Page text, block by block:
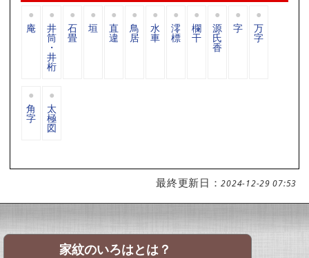
庵 井
筒
・
井
桁
石
畳
垣 直
違
鳥
居
水
車
澪
標
欄
干
源
氏
香
字 万
字
角
字
太
極
図
最終更新日：2024-12-29 07:53
家紋のいろはとは？